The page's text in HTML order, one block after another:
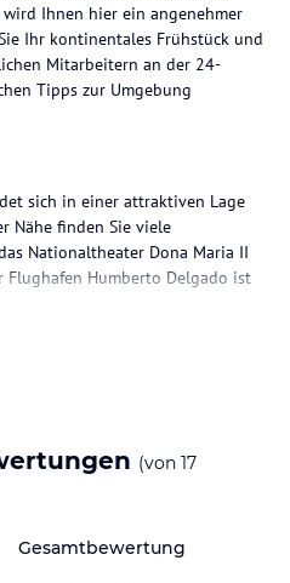
Ihnen hier ein angenehmer
Ihr kontinentales Frühstück und
Mitarbeitern an der 24-
Tipps zur Umgebung
sich in einer attraktiven Lage
Nähe finden Sie viele
Nationaltheater Dona Maria II
Flughafen Humberto Delgado ist
Hotel
Ein Kühlschrank steht
WLAN ist in allen Zimmern
(von 17
Gesamtbewertung